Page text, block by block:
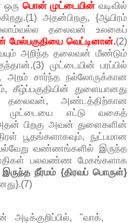
பொன் முட்டையின் வடிவில்
அதன்பிறகு, {ஆயிரம்
தலைவன் உலகைப்
மேல்பகுதியை வெட்டினான்.(2)
அறிந்த தலைவன் மீண்டும்
முட்டையின் பரப்பில்
அறம் சார்ந்த நல்லோருக்கான
கீழ்ப்பகுதியின் துளையானது
தலைவன், அண்டத்திற்கான
எட்டு வகைத்
பிறகு அவன் துளைகளின்
பூதங்களாகவும், நுட்பமான
பல்வேறு வண்ணங்களில் இருந்த
பலவண்ண மேகங்களாக
நீர்மம் {திரவப் பொருள்}
அடிக்குறிப்பில், "வாக்,